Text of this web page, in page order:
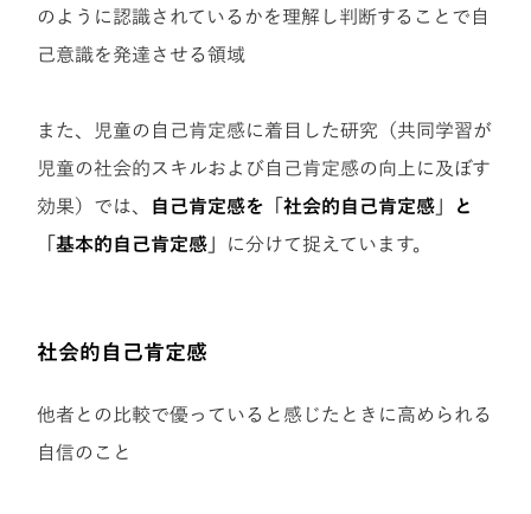
のように認識されているかを理解し判断することで自
己意識を発達させる領域
また、児童の自己肯定感に着目した研究（共同学習が
児童の社会的スキルおよび自己肯定感の向上に及ぼす
効果）では、
自己肯定感を「社会的自己肯定感」と
「基本的自己肯定感」
に分けて捉えています。
社会的自己肯定感
他者との比較で優っていると感じたときに高められる
自信のこと